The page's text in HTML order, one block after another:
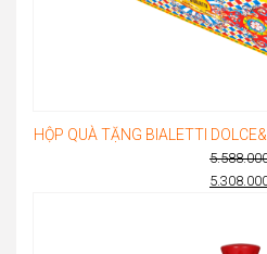
HỘP QUÀ TẶNG BIALETTI
is: